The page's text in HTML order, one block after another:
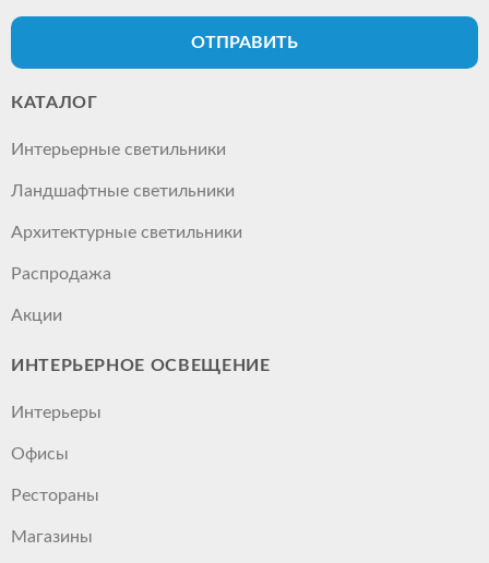
ОТПРАВИТЬ
КАТАЛОГ
Интерьерные светильники
Ландшафтные светильники
Архитектурные светильники
Распродажа
Акции
ИНТЕРЬЕРНОЕ ОСВЕЩЕНИЕ
Интерьеры
Офисы
Рестораны
Магазины